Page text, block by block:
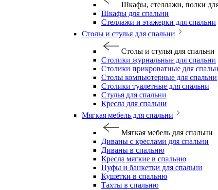
Шкафы, стеллажи, полки
Шкафы для спальни
Стеллажи и этажерки для спальни
Столы и стулья для спальни
Столы и стулья для спальни
Столики журнальные для спальни
Столики прикроватные для
Столы компьютерные для спальни
Столики туалетные для спальни
Стулья для спальни
Кресла для спальни
Мягкая мебель для спальни
Мягкая мебель для спальни
Диваны с креслами для спальни
Диваны в спальню
Кресла мягкие в спальню
Пуфы и банкетки для спальни
Кушетки в спальню
Тахты в спальню